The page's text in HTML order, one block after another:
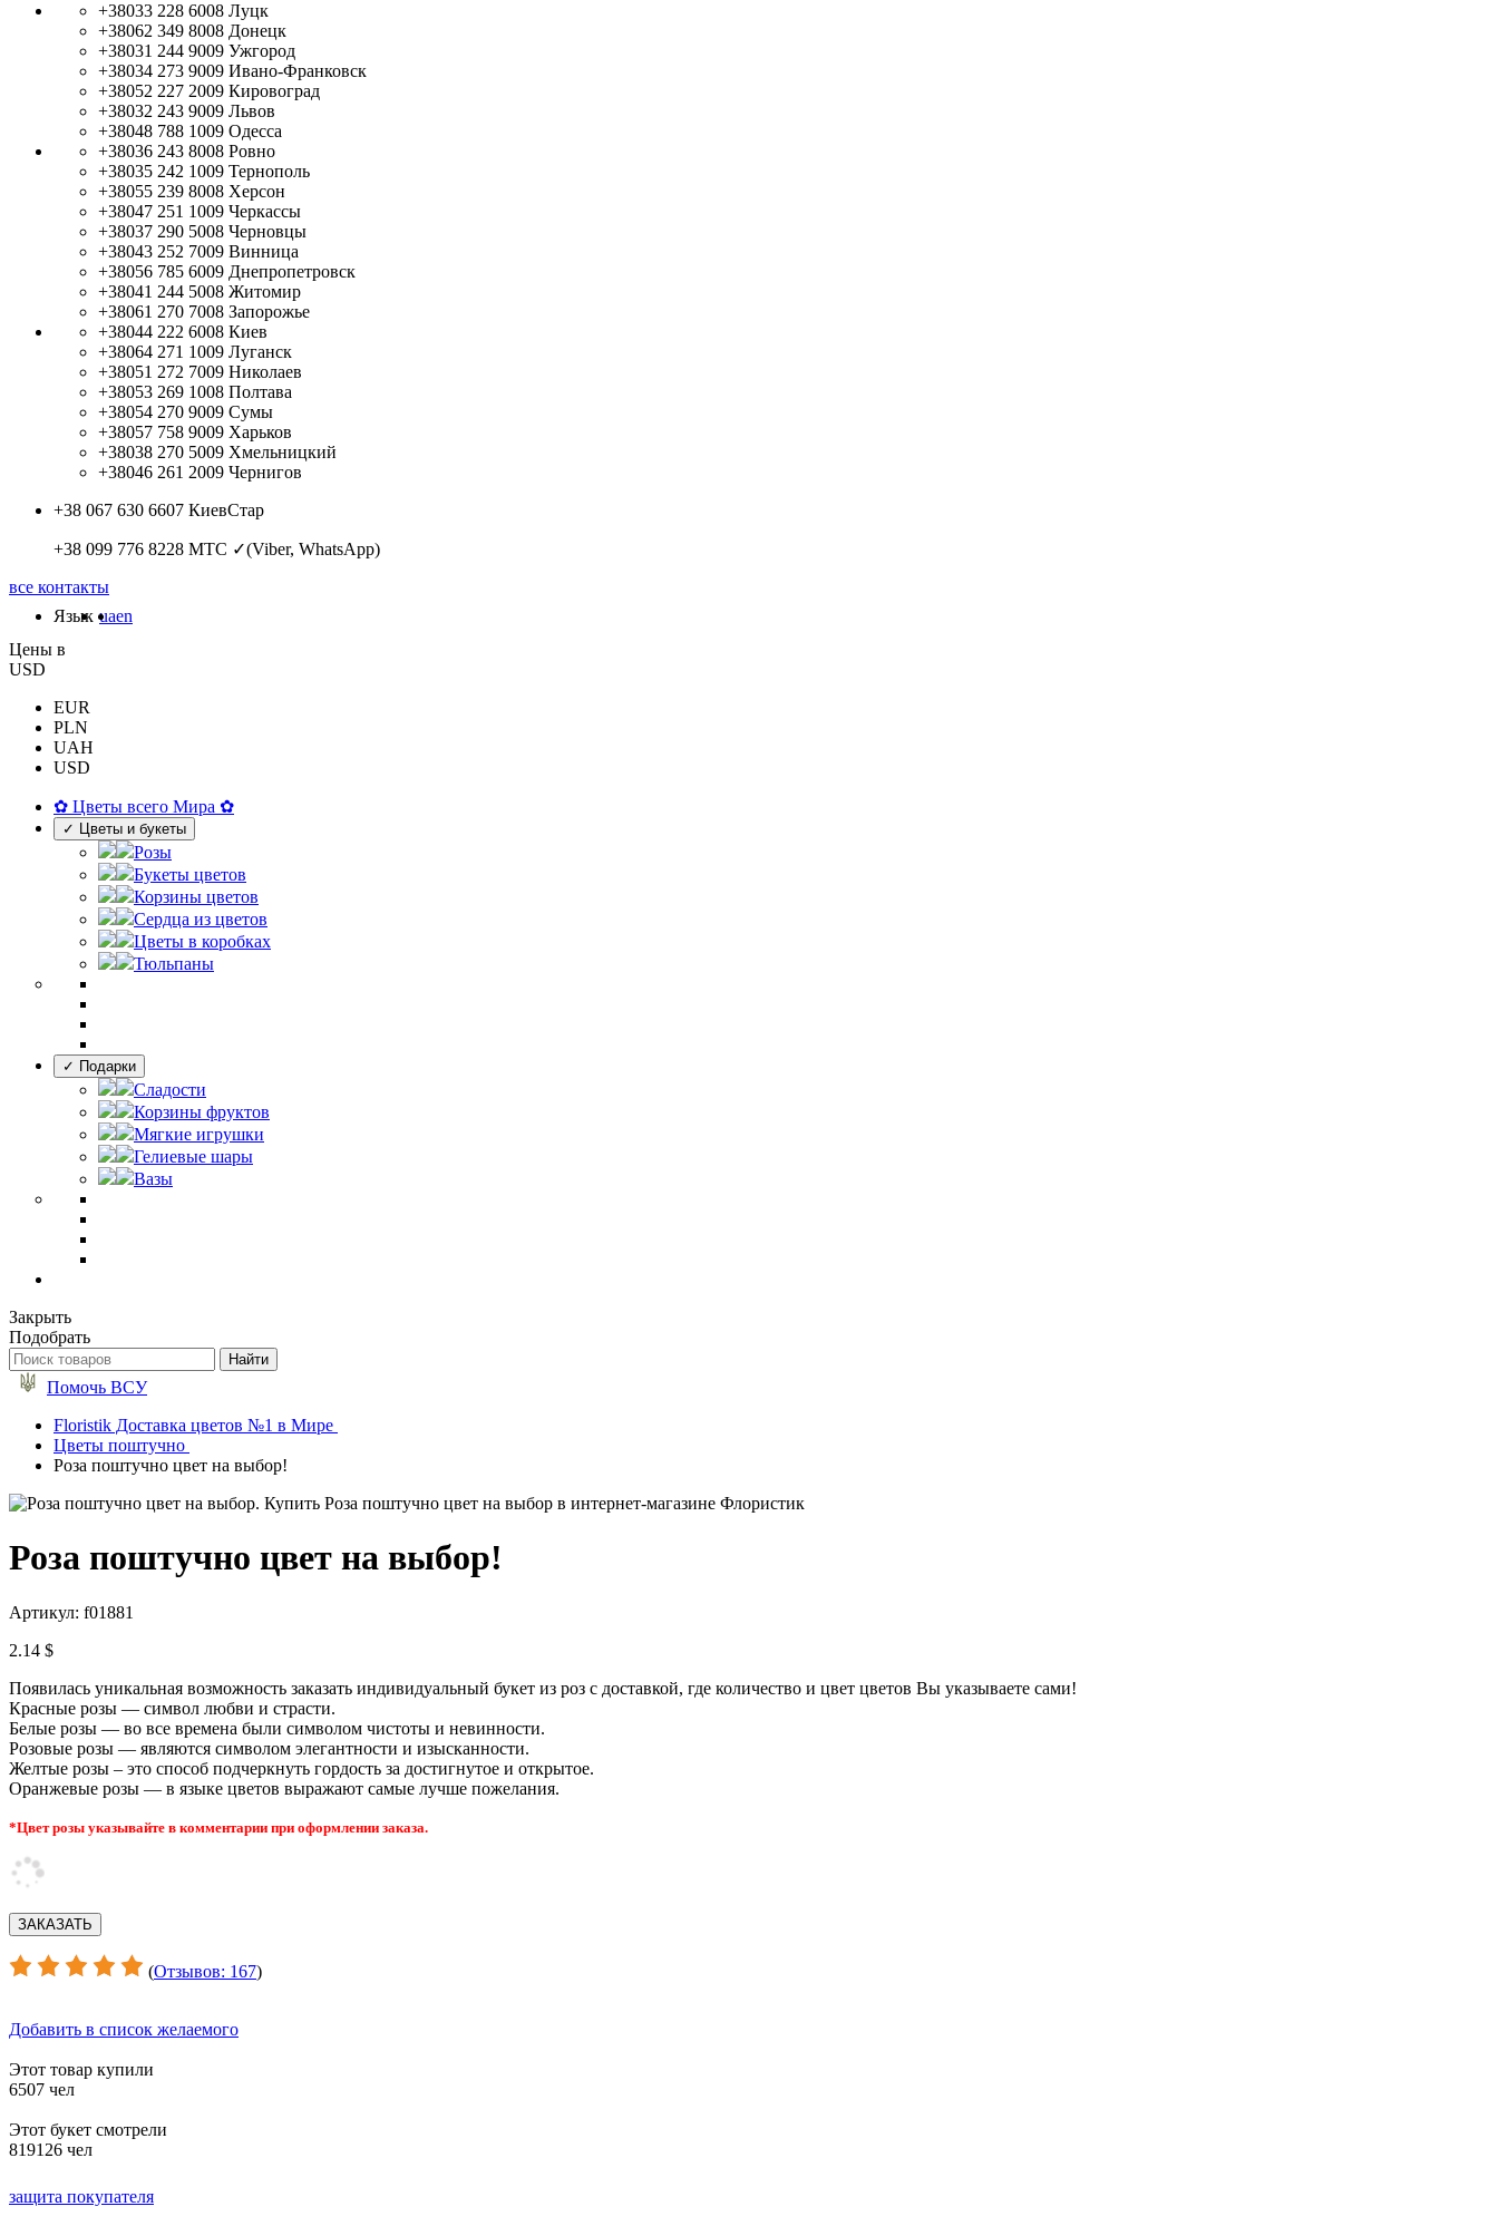
+38033 228 6008 Луцк
+38062 349 8008 Донецк
+38031 244 9009 Ужгород
+38034 273 9009 Ивано-Франковск
+38052 227 2009 Кировоград
+38032 243 9009 Львов
+38048 788 1009 Одесса
+38036 243 8008 Ровно
+38035 242 1009 Тернополь
+38055 239 8008 Херсон
+38047 251 1009 Черкассы
+38037 290 5008 Черновцы
+38043 252 7009 Винница
+38056 785 6009 Днепропетровск
+38041 244 5008 Житомир
+38061 270 7008 Запорожье
+38044 222 6008 Киев
+38064 271 1009 Луганск
+38051 272 7009 Николаев
+38053 269 1008 Полтава
+38054 270 9009 Сумы
+38057 758 9009 Харьков
+38038 270 5009 Хмельницкий
+38046 261 2009 Чернигов
+38 067 630 6607 КиевСтар
+38 099 776 8228 МТС ✓(Viber, WhatsApp)
все контакты
Язык uaen
Цены в
USD
EUR
PLN
UAH
USD
✿ Цветы всего Мира ✿
✓ Цветы и букеты
Розы
Букеты цветов
Корзины цветов
Сердца из цветов
Цветы в коробках
Тюльпаны
✓ Подарки
Сладости
Корзины фруктов
Мягкие игрушки
Гелиевые шары
Вазы
Закрыть
Подобрать
Помочь ВСУ
Floristik Доставка цветов №1 в Мире
Цветы поштучно
Роза поштучно цвет на выбор!
Роза поштучно цвет на выбор!
Артикул: f01881
2.14 $
Появилась уникальная возможность заказать индивидуальный букет из роз с доставкой, где количество и цвет цветов Вы указываете сами!
Красные розы — символ любви и страсти.
Белые розы — во все времена были символом чистоты и невинности.
Розовые розы — являются символом элегантности и изысканности.
Желтые розы – это способ подчеркнуть гордость за достигнутое и открытое.
Оранжевые розы — в языке цветов выражают самые лучше пожелания.
*Цвет розы указывайте в комментарии при оформлении заказа.
(Отзывов: 167)
Добавить в список желаемого
Этот товар купили
6507 чел
Этот букет смотрели
819126 чел
защита покупателя